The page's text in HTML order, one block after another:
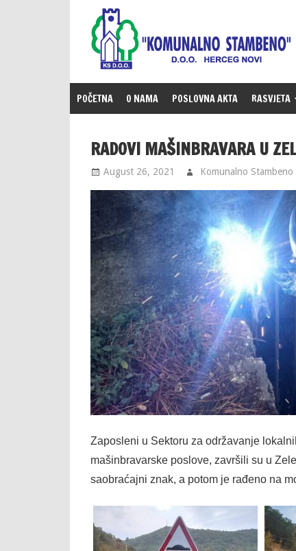
content
POČETNA O NAMA POSLOVNA AKTA RASVJETA
RADOVI MAŠINBRAVARA U
August 26, 2021 Komunalno Stambeno
Zaposleni u Sektoru za održavanje
mašinbravarske poslove, završili su u
saobraćajni znak, a potom je rađeno na